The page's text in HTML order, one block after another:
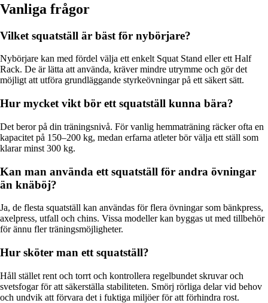
Vanliga frågor
Vilket squatställ är bäst för nybörjare?
Nybörjare kan med fördel välja ett enkelt Squat Stand eller ett Half
Rack. De är lätta att använda, kräver mindre utrymme och gör det
möjligt att utföra grundläggande styrkeövningar på ett säkert sätt.
Hur mycket vikt bör ett squatställ kunna bära?
Det beror på din träningsnivå. För vanlig hemmaträning räcker ofta en
kapacitet på 150–200 kg, medan erfarna atleter bör välja ett ställ som
klarar minst 300 kg.
Kan man använda ett squatställ för andra övningar
än knäböj?
Ja, de flesta squatställ kan användas för flera övningar som bänkpress,
axelpress, utfall och chins. Vissa modeller kan byggas ut med tillbehör
för ännu fler träningsmöjligheter.
Hur sköter man ett squatställ?
Håll stället rent och torrt och kontrollera regelbundet skruvar och
svetsfogar för att säkerställa stabiliteten. Smörj rörliga delar vid behov
och undvik att förvara det i fuktiga miljöer för att förhindra rost.